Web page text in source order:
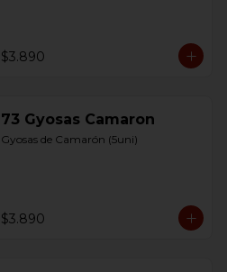
$3.890
73 Gyosas Camaron
Gyosas de Camarón (5uni)
$3.890